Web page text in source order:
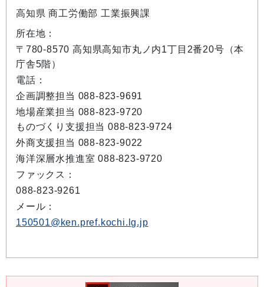
高知県 商工労働部 工業振興課
所在地：
〒780-8570 高知県高知市丸ノ内1丁目2番20号（本
庁舎5階）
電話：
企画調整担当 088-823-9691
地場産業担当 088-823-9720
ものづくり支援担当 088-823-9724
外商支援担当 088-823-9022
海洋深層水推進室 088-823-9720
ファックス：
088-823-9261
メール：
150501@ken.pref.kochi.lg.jp